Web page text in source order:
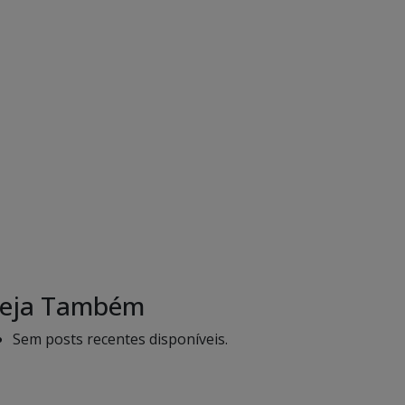
Também
Sem posts recentes disponíveis.